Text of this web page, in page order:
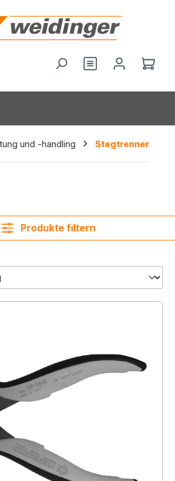
Du hast 0
und -handling Stegtrenner
Produkte filtern